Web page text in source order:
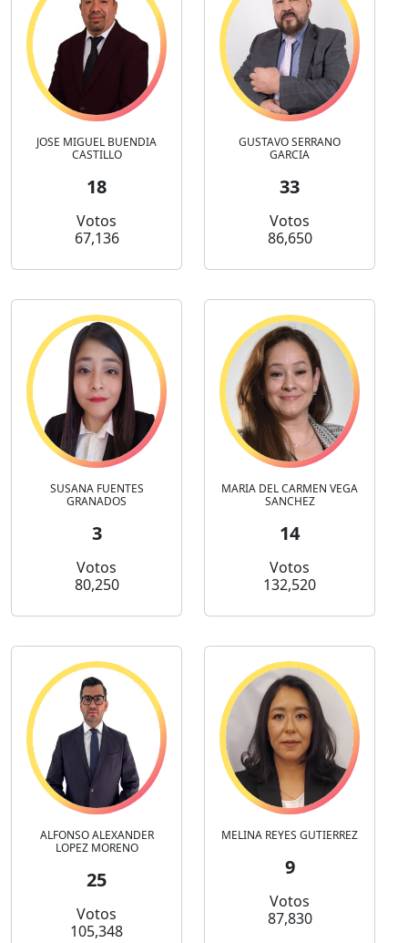
JOSE MIGUEL BUENDIA
CASTILLO
18
Votos
67,136
GUSTAVO SERRANO
GARCIA
33
Votos
86,650
SUSANA FUENTES
GRANADOS
3
Votos
80,250
MARIA DEL CARMEN VEGA
SANCHEZ
14
Votos
132,520
ALFONSO ALEXANDER
LOPEZ MORENO
25
Votos
105,348
MELINA REYES GUTIERREZ
9
Votos
87,830